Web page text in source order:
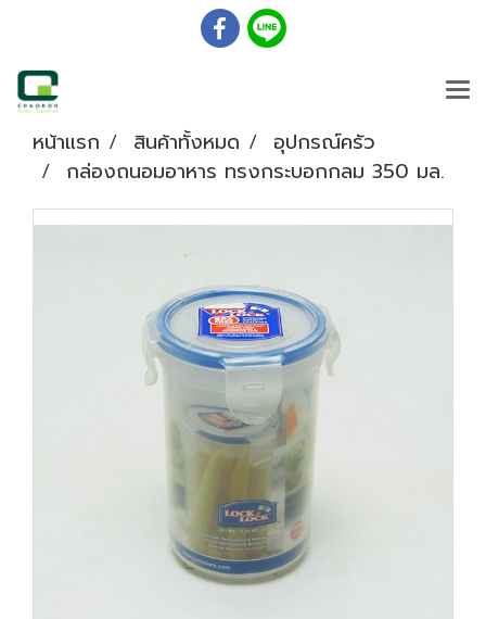
หน้าแรก สินค้าทั้งหมด
อุปกรณ์ครัว
กล่องถนอมอาหาร ทรงกระบอกกลม 350 มล.